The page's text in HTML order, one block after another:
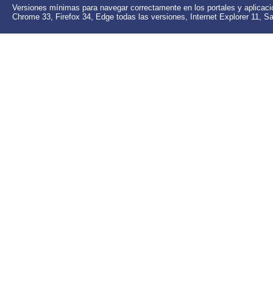
Versiones mínimas para navegar correctamente en los portales y
Chrome 33, Firefox 34, Edge todas las versiones, Internet Explorer 11,